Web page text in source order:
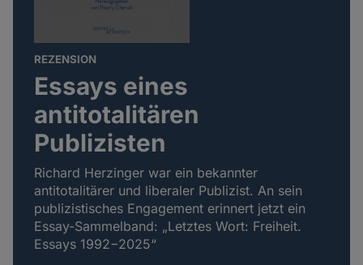
REZENSION
Essays eines
antitotalitären
Publizisten
Richard Herzinger war ein bekannter
antitotalitärer und liberaler Publizist. An sein
publizistisches Engagement erinnert jetzt ein
Essay-Sammelband: „Letztes Wort: Freiheit.
Essays 1992−2025“